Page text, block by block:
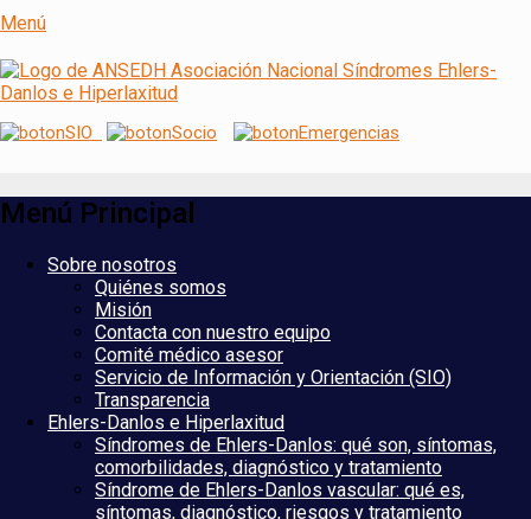
Menú
ANSEDH
Asociación Nacional del Síndrome de
Ehlers-Danlos e Hiperlaxitud
Menú Principal
Saltar
contenido
Sobre nosotros
Quiénes somos
Misión
Contacta con nuestro equipo
Comité médico asesor
Servicio de Información y Orientación (SIO)
Transparencia
Ehlers-Danlos e Hiperlaxitud
Síndromes de Ehlers-Danlos: qué son, síntomas,
comorbilidades, diagnóstico y tratamiento
Síndrome de Ehlers-Danlos vascular: qué es,
síntomas, diagnóstico, riesgos y tratamiento